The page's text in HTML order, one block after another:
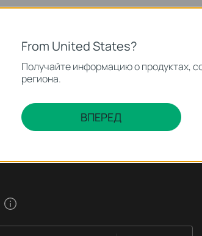
From United States?
Получайте информацию о продуктах,
региона.
ВПЕРЕД